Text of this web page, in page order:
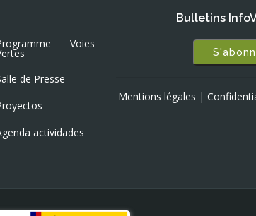
Voies
de Presse
actividades
Bulletins
Mentions légales |